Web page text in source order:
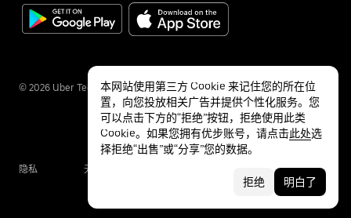
© 2026 Uber Technologies Inc.
隐私 无障碍服务
本网站使用第三方 Cookie 来记住您的所在位
置，向您投放相关广告并提供个性化服务。您
可以点击下方的“拒绝”按钮，拒绝使用此类
Cookie。如果您拥有优步账号，请点击此处选
择拒绝“出售”或“分享”您的数据。
拒绝 明白了